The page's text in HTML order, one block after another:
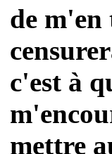
de m'en
c'est à
mettre